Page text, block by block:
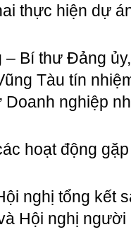
thực hiện dự
Bí thư Đảng
Tàu tín
nghiệp
hoạt động
nghị tổng kết
Hội nghị